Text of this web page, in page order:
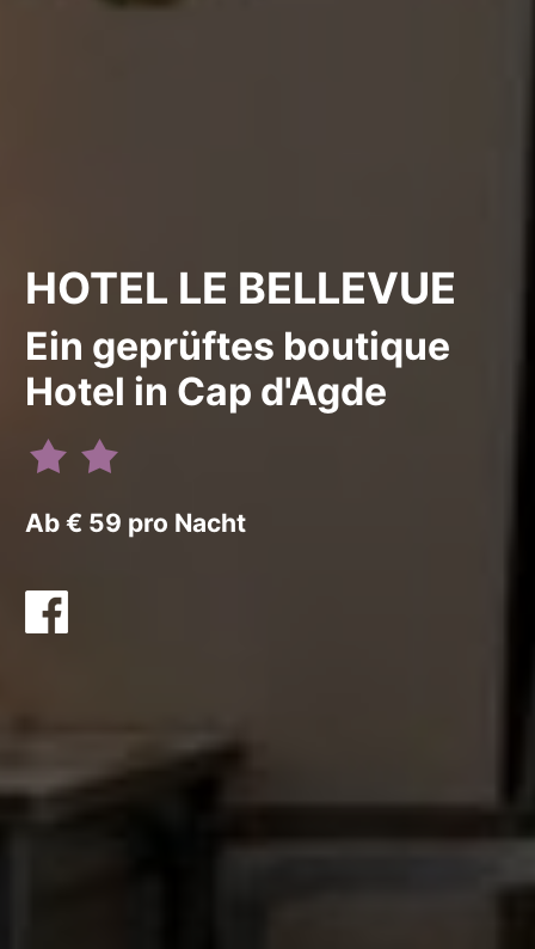
HOTEL LE BELLEVUE
Ein geprüftes boutique
Hotel in Cap d'Agde
Ab € 59 pro Nacht